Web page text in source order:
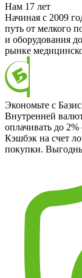
Нам 17 лет
Начиная с 2009
путь от мелкого
и оборудования
рынке
Экономьте с
Внутренней
оплачивать до
Кэшбэк на счет
покупки.